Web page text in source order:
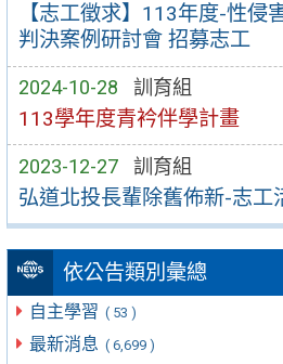
【志工徵求】113年度-性侵
判決案例研討會 招募志工
2024-10-28 訓育組
113學年度青衿伴學計畫
2023-12-27 訓育組
弘道北投長輩除舊佈新-志工
依公告類別彙總
自主學習 ( 53 )
最新消息 ( 6,699 )